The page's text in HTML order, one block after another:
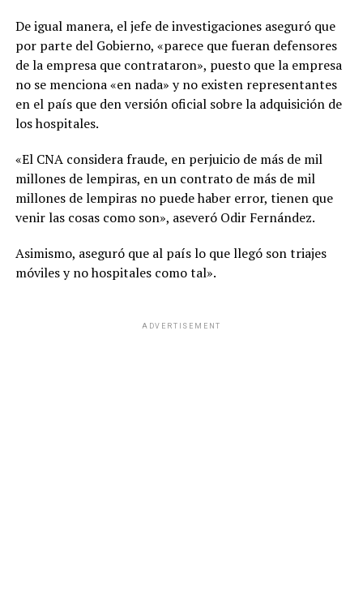
De igual manera, el jefe de investigaciones aseguró que
por parte del Gobierno, «parece que fueran defensores
de la empresa que contrataron», puesto que la empresa
no se menciona «en nada» y no existen representantes
en el país que den versión oficial sobre la adquisición de
los hospitales.
«El CNA considera fraude, en perjuicio de más de mil
millones de lempiras, en un contrato de más de mil
millones de lempiras no puede haber error, tienen que
venir las cosas como son», aseveró Odir Fernández.
Asimismo, aseguró que al país lo que llegó son triajes
móviles y no hospitales como tal».
ADVERTISEMENT